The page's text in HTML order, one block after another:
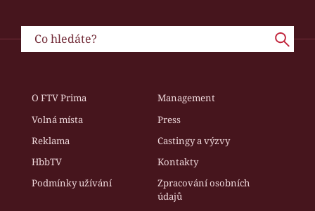
O FTV Prima
Management
Volná místa
Press
Reklama
Castingy a výzvy
HbbTV
Kontakty
Podmínky užívání
Zpracování osobních
údajů